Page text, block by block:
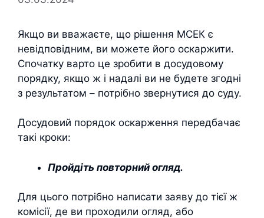
Якщо ви вважаєте, що рішення МСЕК є
невідповідним, ви можете його оскаржити.
Спочатку варто це зробити в досудовому
порядку, якщо ж і надалі ви не будете згодні
з результатом – потрібно звернутися до суду.
Досудовий порядок оскарження передбачає
такі кроки:
Пройдіть повторний огляд.
Для цього потрібно написати заяву до тієї ж
комісії, де ви проходили огляд, або